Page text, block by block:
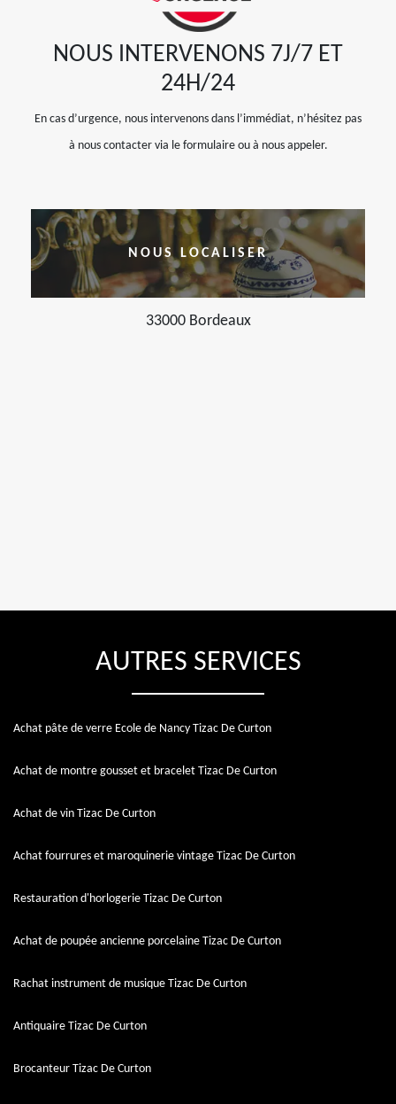
NOUS INTERVENONS 7J/7 ET
24H/24
En cas d’urgence, nous intervenons dans l’immédiat, n’hésitez pas
à nous contacter via le formulaire ou à nous appeler.
NOUS LOCALISER
33000 Bordeaux
AUTRES SERVICES
Achat pâte de verre Ecole de Nancy Tizac De Curton
Achat de montre gousset et bracelet Tizac De Curton
Achat de vin Tizac De Curton
Achat fourrures et maroquinerie vintage Tizac De Curton
Restauration d'horlogerie Tizac De Curton
Achat de poupée ancienne porcelaine Tizac De Curton
Rachat instrument de musique Tizac De Curton
Antiquaire Tizac De Curton
Brocanteur Tizac De Curton